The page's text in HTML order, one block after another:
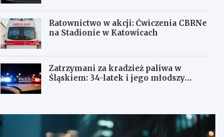
Ratownictwo w akcji: Ćwiczenia CBRNe
na Stadionie w Katowicach
Zatrzymani za kradzież paliwa w
Śląskiem: 34-latek i jego młodszy